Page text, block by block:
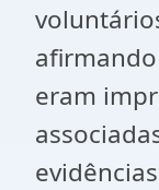
eram